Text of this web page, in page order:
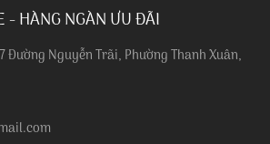
- HÀNG NGÀN ƯU ĐÃI
Đường Nguyễn Trãi, Phường Thanh Xuân,